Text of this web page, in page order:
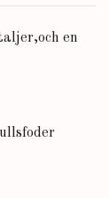
en